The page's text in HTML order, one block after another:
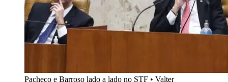
Pacheco e Barroso lado a lado no STF • Valter